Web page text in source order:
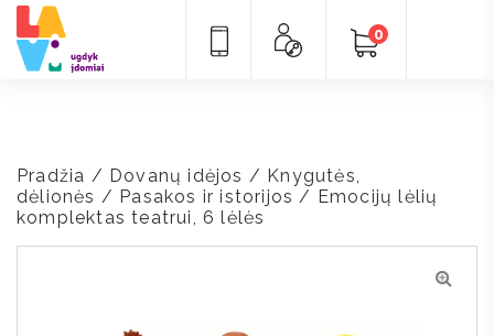
0
Pradžia / Dovanų idėjos / Knygutės,
dėlionės / Pasakos ir istorijos / Emocijų lėlių
komplektas teatrui, 6 lėlės